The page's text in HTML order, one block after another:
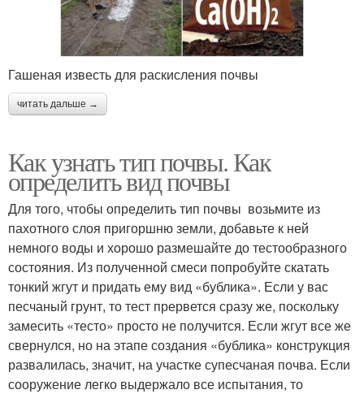
Гашеная известь для раскисления почвы
читать дальше →
Как узнать тип почвы. Как
определить вид почвы
Для того, чтобы определить тип почвы возьмите из
пахотного слоя пригоршню земли, добавьте к ней
немного воды и хорошо размешайте до тестообразного
состояния. Из полученной смеси попробуйте скатать
тонкий жгут и придать ему вид «бублика». Если у вас
песчаный грунт, то тест прервется сразу же, поскольку
замесить «тесто» просто не получится. Если жгут все же
свернулся, но на этапе создания «бублика» конструкция
развалилась, значит, на участке супесчаная почва. Если
сооружение легко выдержало все испытания, то